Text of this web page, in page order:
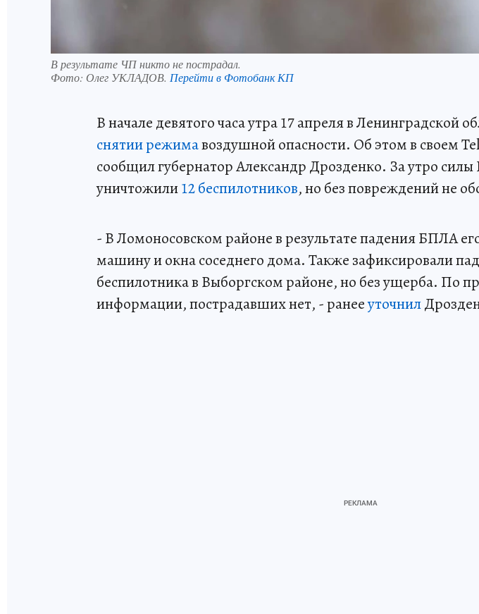
В результате ЧП никто не пострадал.
Фото: Олег УКЛАДОВ. Перейти в Фотобанк КП
В начале девятого часа утра 17 апреля в Ленинградской
снятии режимавоздушной опасности. Об этом в своем
сообщил губернатор Александр Дрозденко. За утро
уничтожили12 беспилотников, но без повреждений не
- В Ломоносовском районе в результате падения БПЛА
машину и окна соседнего дома. Также зафиксировали
беспилотника в Выборгском районе, но без ущерба. По
информации, пострадавших нет, - ранееуточнил